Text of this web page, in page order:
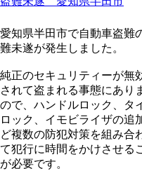
愛知県半田市で自動車盗難
難未遂が発生しました。
純正のセキュリティーが無
されて盗まれる事態にあり
ので、ハンドルロック、タ
ロック、イモビライザの追
ど複数の防犯対策を組み合
て犯行に時間をかけさせる
が必要です。